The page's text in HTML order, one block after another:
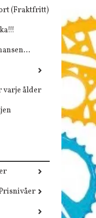
(Fraktfritt)
varje ålder